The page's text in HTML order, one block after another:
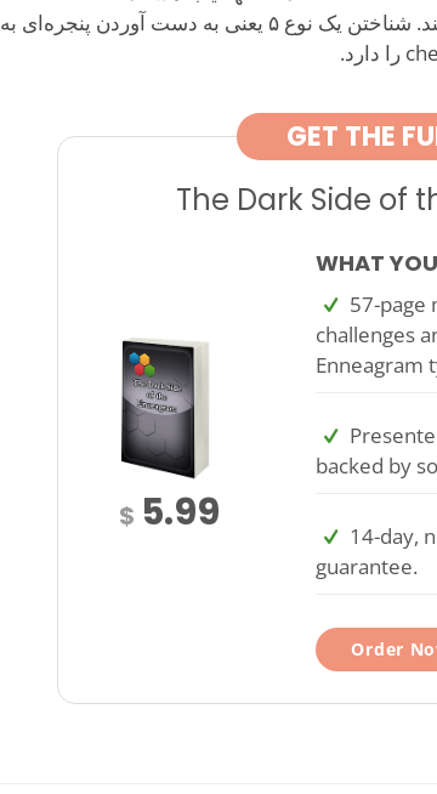
کنند و قدرت یک ذهن کاملاً درگیر را به ما نشان دهند. شناختن یک نوع ۵ یعنی به دست آوردن پنجره‌ای به
GET THE
The Dark Side of
$ 5.99
WHAT
57-page
challenges
Enneagram
backed by
14-day,
guarantee.
Order